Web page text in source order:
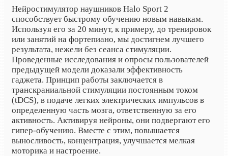
Нейростимулятор наушников Halo Sport 2
способствует быстрому обучению новым навыкам.
Используя его за 20 минут, к примеру, до тренировок
или занятий на фортепиано, мы достигнем лучшего
результата, нежели без сеанса стимуляции.
Проведенные исследования и опросы пользователей
предыдущей модели доказали эффективность
гаджета. Принцип работы заключается в
транскраниальной стимуляции постоянным током
(tDCS), в подаче легких электрических импульсов в
определенную часть мозга, ответственную за его
активность. Активируя нейроны, они подвергают его
гипер-обучению. Вместе с этим, повышается
выносливость, концентрация, улучшается мелкая
моторика и настроение.